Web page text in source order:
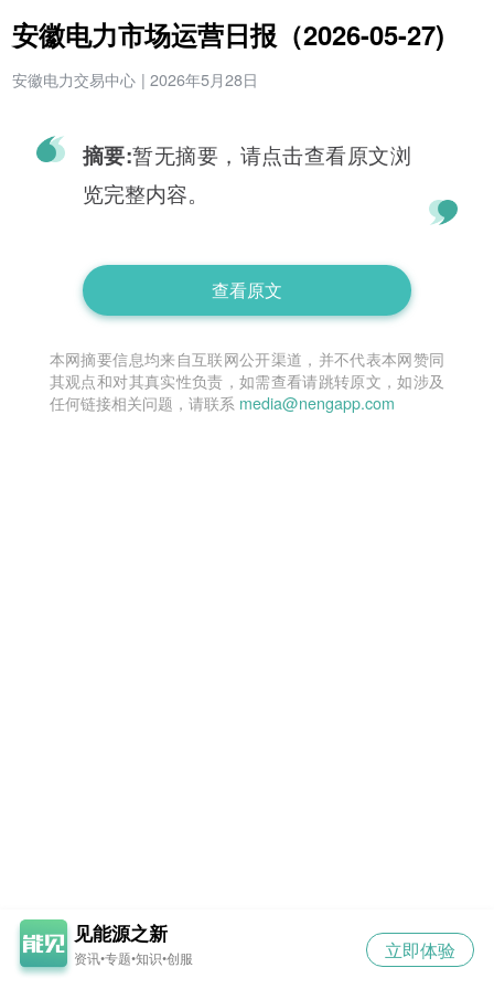
安徽电力市场运营日报（2026-05-27)
安徽电力交易中心 | 2026年5月28日
摘要:暂无摘要，请点击查看原文浏
览完整内容。
查看原文
本网摘要信息均来自互联网公开渠道，并不代表本网赞同
其观点和对其真实性负责，如需查看请跳转原文，如涉及
任何链接相关问题，请联系 media@nengapp.com
见能源之新
资讯•专题•知识•创服 立即体验